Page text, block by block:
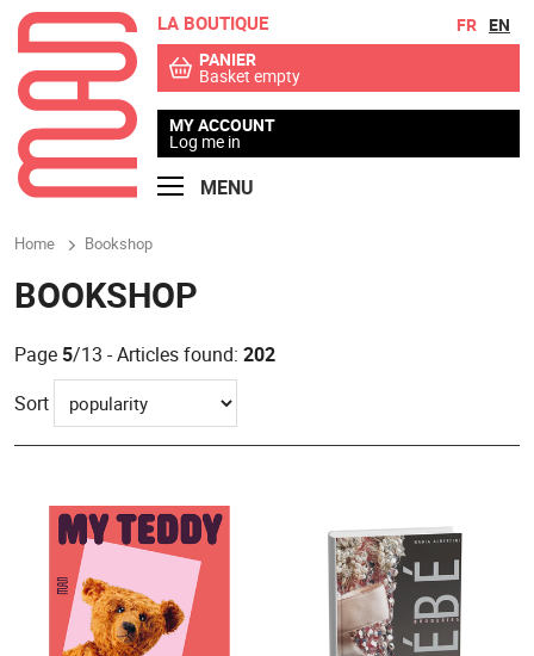
Go to menu
Go to contents FR EN
LA BOUTIQUE
PANIER
Basket empty
MY ACCOUNT
Log me in
MENU
Home Bookshop
BOOKSHOP
Page 5/13 - Articles found: 202
Sort